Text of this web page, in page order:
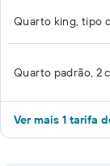
Quarto king, tipo
Quarto padrão, 2
Ver mais 1 tarifa